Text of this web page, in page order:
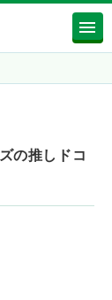
の推しドコ